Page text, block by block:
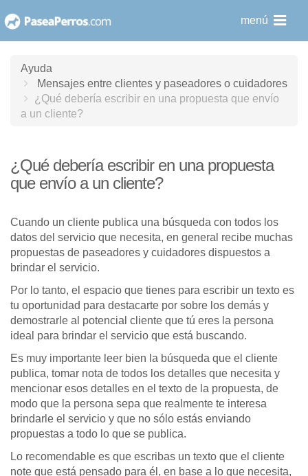
al
menú
Ayuda
Mensajes entre clientes y paseadores o cuidadores
¿Qué debería escribir en una propuesta que envío
a un cliente?
¿Qué debería escribir en una propuesta
que envío a un cliente?
Cuando un cliente publica una búsqueda con todos los
datos del servicio que necesita, en general recibe muchas
propuestas de paseadores y cuidadores dispuestos a
brindar el servicio.
Por lo tanto, el espacio que tienes para escribir un texto es
tu oportunidad para destacarte por sobre los demás y
demostrarle al potencial cliente que tú eres la persona
ideal para brindar el servicio que está buscando.
Es muy importante leer bien la búsqueda que el cliente
publica, tomar nota de todos los detalles que necesita y
mencionar esos detalles en el texto de la propuesta, de
modo que la persona sepa que realmente te interesa
brindarle el servicio y que no sólo estás enviando
propuestas a todo lo que se publica.
Lo recomendable es que escribas un texto que el cliente
note que está pensado para él, en base a lo que necesita,